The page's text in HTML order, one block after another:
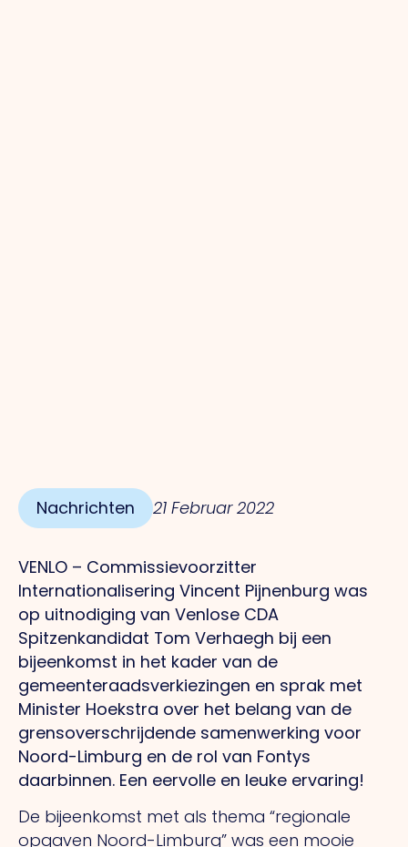
Nachrichten 21 Februar 2022
VENLO – Commissievoorzitter
Internationalisering Vincent Pijnenburg was
op uitnodiging van Venlose CDA
Spitzenkandidat Tom Verhaegh bij een
bijeenkomst in het kader van de
gemeenteraadsverkiezingen en sprak met
Minister Hoekstra over het belang van de
grensoverschrijdende samenwerking voor
Noord-Limburg en de rol van Fontys
daarbinnen. Een eervolle en leuke ervaring!
De bijeenkomst met als thema “regionale
opgaven Noord-Limburg” was een mooie